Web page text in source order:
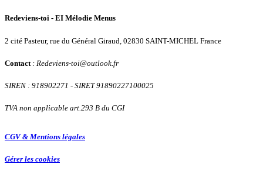
Redeviens-toi - EI Mélodie Menus
2 cité Pasteur, rue du Général Giraud, 02830 SAINT-MICHEL France
Contact : Redeviens-toi@outlook.fr
SIREN : 918902271 - SIRET 91890227100025
TVA non applicable art.293 B du CGI
CGV & Mentions légales
Gérer les cookies